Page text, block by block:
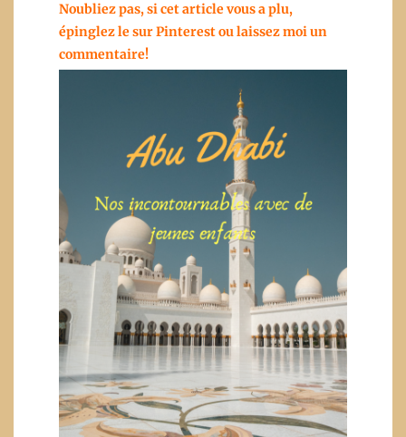
Noubliez pas, si cet article vous a plu,
épinglez le sur Pinterest ou laissez moi un
commentaire!